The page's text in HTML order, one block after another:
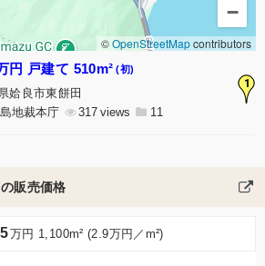
−
©OpenStreetMapcontributors
1
円 戸建て 510m² (初)
姶良市東餅田
地裁本庁
317 11
販売価格
万円 1,100m² (2.9万円／m²)